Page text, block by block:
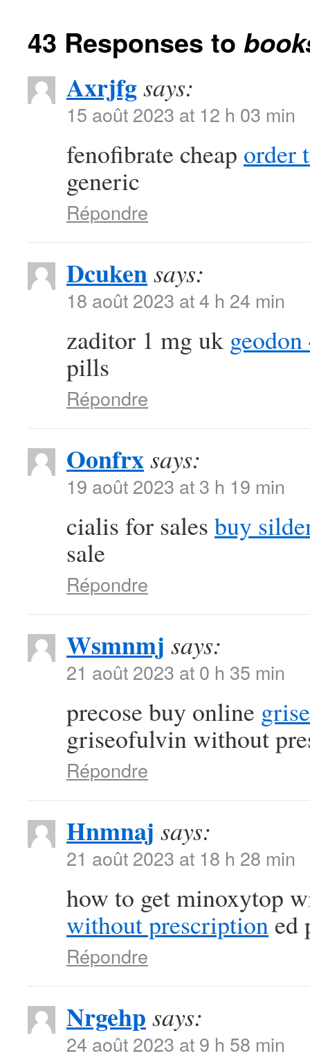
43 Responses to
Axrjfgsays:
15 août 2023 at 12 h 03 min
fenofibrate cheap order
generic
Répondre
Dcukensays:
18 août 2023 at 4 h 24 min
zaditor 1 mg uk
pills
Répondre
Oonfrxsays:
19 août 2023 at 3 h 19 min
cialis for sales buy
sale
Répondre
Wsmnmj says:
21 août 2023 at 0 h 35 min
precose buy online
griseofulvin without
Répondre
Hnmnaj says:
21 août 2023 at 18 h 28 min
how to get minoxytop
without prescription ed
Répondre
Nrgehp says:
24 août 2023 at 9 h 58 min